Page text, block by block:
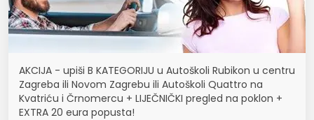
AKCIJA - upiši B KATEGORIJU u Autoškoli Rubikon u centru
Zagreba ili Novom Zagrebu ili Autoškoli Quattro na
Kvatriću i Črnomercu + LIJEČNIČKI pregled na poklon +
EXTRA 20 eura popusta!